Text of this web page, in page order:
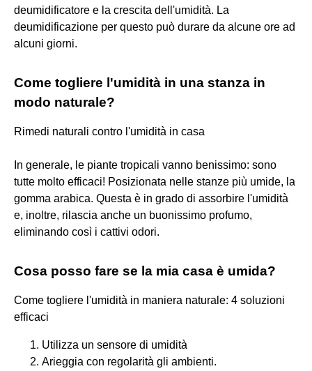
deumidificatore e la crescita dell'umidità. La
deumidificazione per questo può durare da alcune ore ad
alcuni giorni.
Come togliere l'umidità in una stanza in
modo naturale?
Rimedi naturali contro l'umidità in casa
In generale, le piante tropicali vanno benissimo: sono
tutte molto efficaci! Posizionata nelle stanze più umide, la
gomma arabica. Questa è in grado di assorbire l'umidità
e, inoltre, rilascia anche un buonissimo profumo,
eliminando così i cattivi odori.
Cosa posso fare se la mia casa è umida?
Come togliere l'umidità in maniera naturale: 4 soluzioni
efficaci
Utilizza un sensore di umidità
Arieggia con regolarità gli ambienti.